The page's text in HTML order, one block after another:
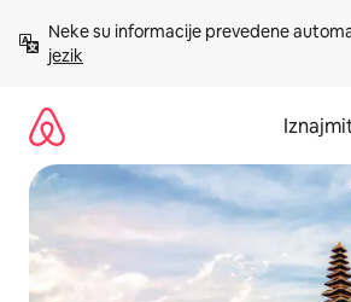
sadržaj
Neke su informacije prevedene
jezik